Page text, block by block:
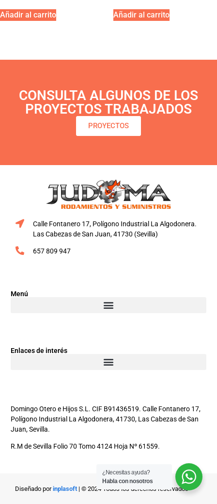
Añadir al carrito Añadir al carrito
CONSULTA ALGUNOS DE LOS
PROYECTOS TRABAJADOS
PROYECTOS
Calle Fontanero 17, Polígono Industrial La Algodonera.
Las Cabezas de San Juan, 41730 (Sevilla)
657 809 947
Menú
Enlaces de interés
Domingo Otero e Hijos S.L. CIF B91436519. Calle Fontanero 17,
Polígono Industrial La Algodonera, 41730, Las Cabezas de San
Juan, Sevilla.
R.M de Sevilla Folio 70 Tomo 4124 Hoja Nº 61559.
Diseñado porinplasoft | © 2024 Todos los derechos reservados
¿Necesitas ayuda?
Habla con nosotros